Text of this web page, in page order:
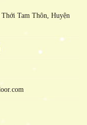
Tam Thôn, Huyện